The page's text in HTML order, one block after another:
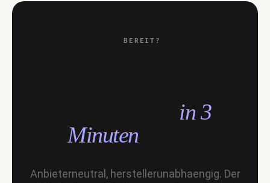
BEREIT?
in 3
Minuten
Anbieterneutral, herstellerunabhaengig. Der